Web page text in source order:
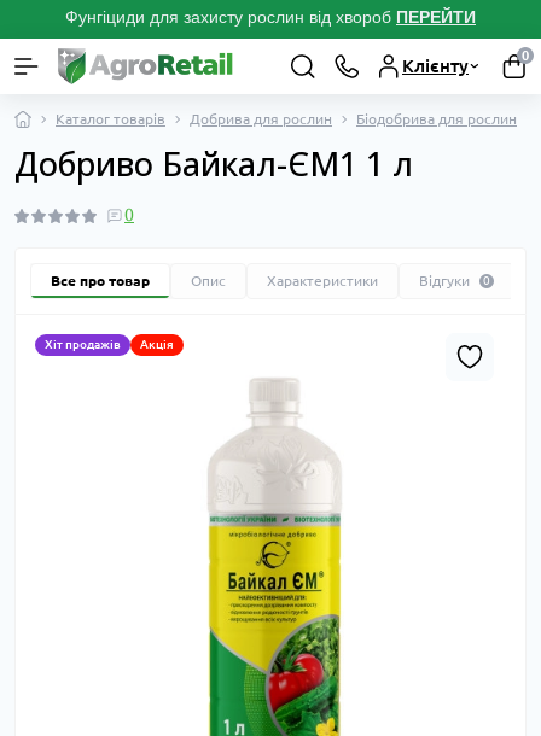
Фунгіциди для захисту рослин від хвороб ПЕРЕЙТИ
Клієнту
0
Каталог товарів Добрива для рослин Біодобрива для рослин
Добриво Байкал-ЄМ1 1 л
0
Все про товар Опис Характеристики Відгуки 0
Хіт продажів Акція